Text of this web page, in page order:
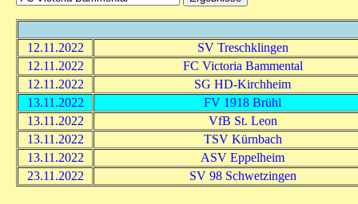
12.11.2022
SV Treschklingen
12.11.2022
FC Victoria Bammental
12.11.2022
SG HD-Kirchheim
13.11.2022
FV 1918 Brühl
13.11.2022
VfB St. Leon
13.11.2022
TSV Kürnbach
13.11.2022
ASV Eppelheim
23.11.2022
SV 98 Schwetzingen